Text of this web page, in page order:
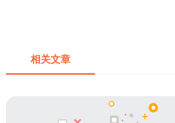
相关文章